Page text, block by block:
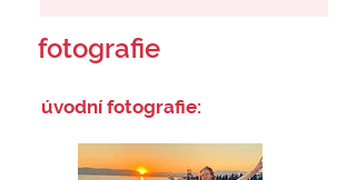
fotografie
úvodní fotografie: